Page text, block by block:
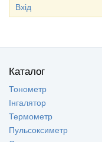
Вхід
Каталог
Тонометр
Інгалятор
Термометр
Пульсоксиметр